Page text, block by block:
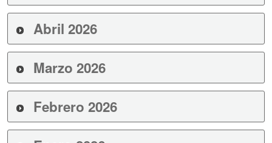
Abril 2026
Marzo 2026
Febrero 2026